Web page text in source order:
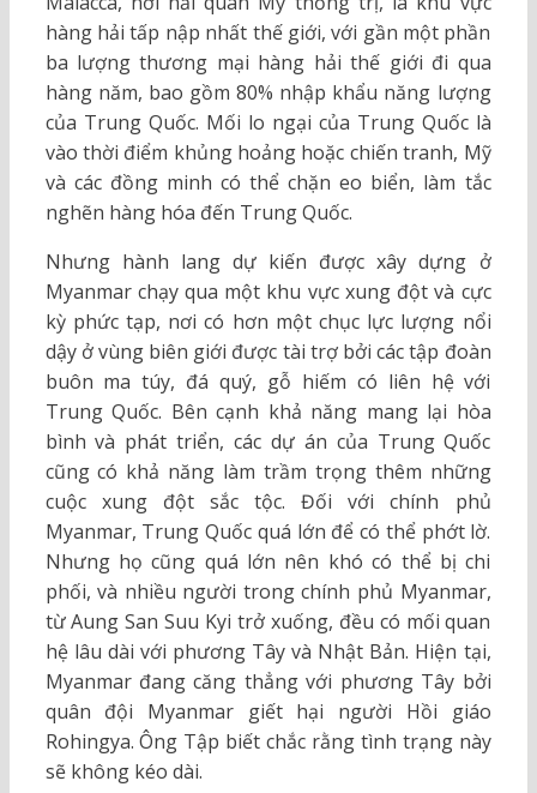
hàng hải tấp nập nhất thế giới, với gần một phần
ba lượng thương mại hàng hải thế giới đi qua
hàng năm, bao gồm 80% nhập khẩu năng lượng
của Trung Quốc. Mối lo ngại của Trung Quốc là
vào thời điểm khủng hoảng hoặc chiến tranh, Mỹ
và các đồng minh có thể chặn eo biển, làm tắc
nghẽn hàng hóa đến Trung Quốc.
Nhưng hành lang dự kiến được xây dựng ở
Myanmar chạy qua một khu vực xung đột và cực
kỳ phức tạp, nơi có hơn một chục lực lượng nổi
dậy ở vùng biên giới được tài trợ bởi các tập đoàn
buôn ma túy, đá quý, gỗ hiếm có liên hệ với
Trung Quốc. Bên cạnh khả năng mang lại hòa
bình và phát triển, các dự án của Trung Quốc
cũng có khả năng làm trầm trọng thêm những
cuộc xung đột sắc tộc. Đối với chính phủ
Myanmar, Trung Quốc quá lớn để có thể phớt lờ.
Nhưng họ cũng quá lớn nên khó có thể bị chi
phối, và nhiều người trong chính phủ Myanmar,
từ Aung San Suu Kyi trở xuống, đều có mối quan
hệ lâu dài với phương Tây và Nhật Bản. Hiện tại,
Myanmar đang căng thẳng với phương Tây bởi
quân đội Myanmar giết hại người Hồi giáo
Rohingya. Ông Tập biết chắc rằng tình trạng này
sẽ không kéo dài.